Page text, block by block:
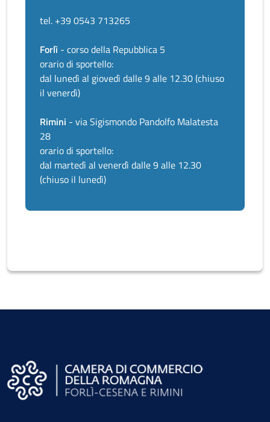
tel. +39 0543 713265
Forlì - corso della Repubblica 5
orario di sportello:
dal lunedì al giovedì dalle 9 alle 12.30 (chiuso
il venerdì)
Rimini - via Sigismondo Pandolfo Malatesta
28
orario di sportello:
dal martedì al venerdì dalle 9 alle 12.30
(chiuso il lunedì)